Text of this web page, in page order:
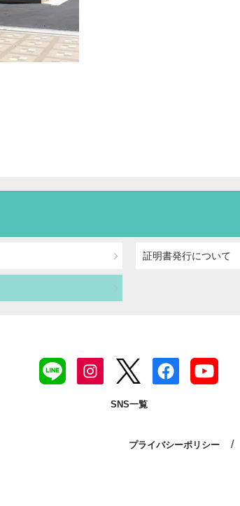
証明書発行について
SNS一覧
プライバシーポリシー /